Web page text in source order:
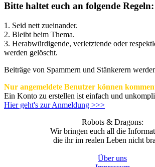
Bitte haltet euch an folgende Regeln:
1. Seid nett zueinander.
2. Bleibt beim Thema.
3. Herabwürdigende, verletztende oder
werden gelöscht.
Beiträge von Spammern und Stänkerern
Nur angemeldete Benutzer können
Ein Konto zu erstellen ist einfach und
Hier geht's zur Anmeldung >>>
Robots & Dragons:
Wir bringen euch all die
die ihr im realen Leben nicht
Über uns